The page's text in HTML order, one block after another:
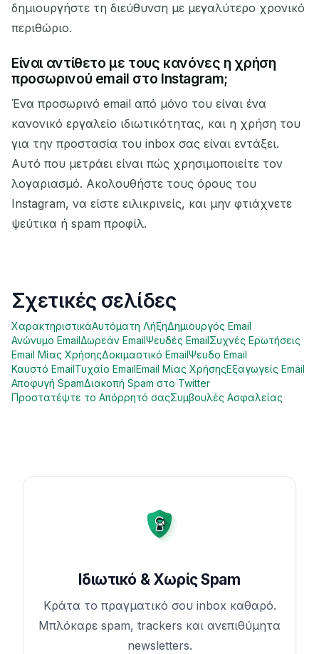
δημιουργήστε τη διεύθυνση με μεγαλύτερο χρονικό
περιθώριο.
Είναι αντίθετο με τους κανόνες η χρήση
προσωρινού email στο Instagram;
Ένα προσωρινό email από μόνο του είναι ένα
κανονικό εργαλείο ιδιωτικότητας, και η χρήση του
για την προστασία του inbox σας είναι εντάξει.
Αυτό που μετράει είναι πώς χρησιμοποιείτε τον
λογαριασμό. Ακολουθήστε τους όρους του
Instagram, να είστε ειλικρινείς, και μην φτιάχνετε
ψεύτικα ή spam προφίλ.
Σχετικές σελίδες
ΧαρακτηριστικάΑυτόματη ΛήξηΔημιουργός Email
Ανώνυμο EmailΔωρεάν EmailΨευδές EmailΣυχνές Ερωτήσεις
Email Μίας ΧρήσηςΔοκιμαστικό EmailΨευδο Email
Καυστό EmailΤυχαίο EmailEmail Μίας ΧρήσηςΕξαγωγείς Email
Αποφυγή SpamΔιακοπή Spam στο Twitter
Προστατέψτε το Απόρρητό σαςΣυμβουλές Ασφαλείας
Ιδιωτικό & Χωρίς Spam
Κράτα το πραγματικό σου inbox καθαρό.
Μπλόκαρε spam, trackers και ανεπιθύμητα
newsletters.